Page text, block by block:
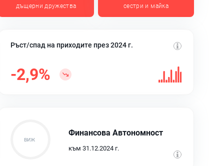
дъщерни дружества сестри и майка
Ръст/спад на приходите през 2024 г.
-2,9%
Финансова Автономност
към 31.12.2024 г.